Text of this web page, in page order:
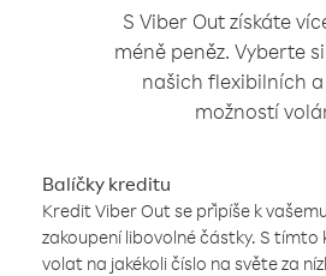
S Viber Out získáte
méně peněz. Vyberte
našich flexibilních
možností
Balíčky kreditu
Kredit Viber Out se připíše k
zakoupení libovolné částky. S
volat na jakékoli číslo na světe za